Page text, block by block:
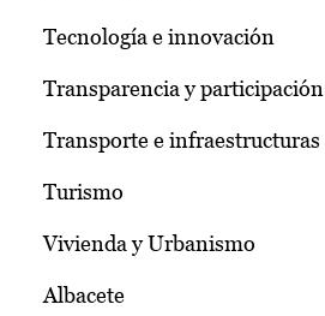
Tecnología e innovación
Transparencia y participación
Transporte e infraestructuras
Turismo
Vivienda y Urbanismo
Albacete